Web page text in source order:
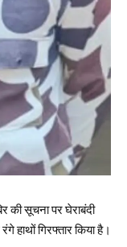
की सूचना पर घेराबंदी
गिरफ्तार किया है।